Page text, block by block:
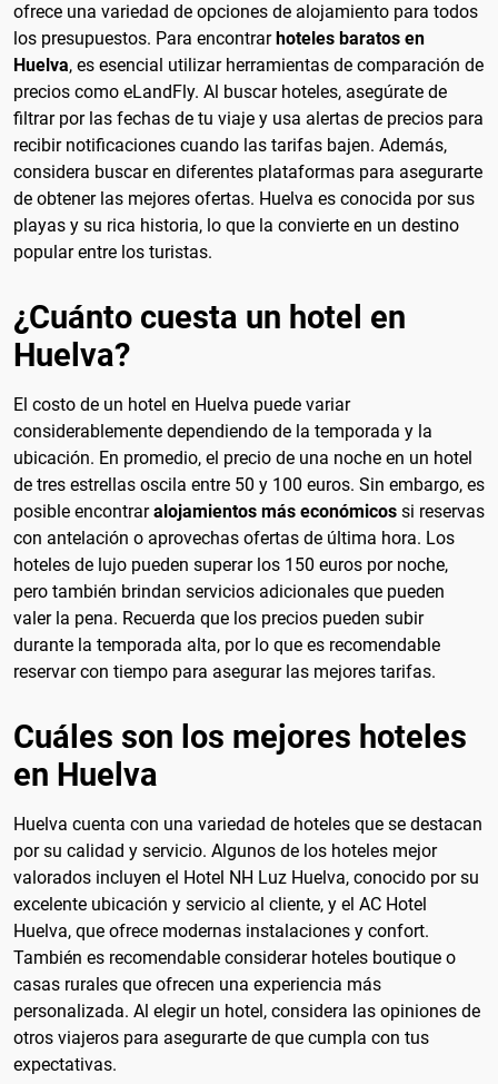
ofrece una variedad de opciones de alojamiento para todos
los presupuestos. Para encontrar hoteles baratos en
Huelva, es esencial utilizar herramientas de comparación de
precios como eLandFly. Al buscar hoteles, asegúrate de
filtrar por las fechas de tu viaje y usa alertas de precios para
recibir notificaciones cuando las tarifas bajen. Además,
considera buscar en diferentes plataformas para asegurarte
de obtener las mejores ofertas. Huelva es conocida por sus
playas y su rica historia, lo que la convierte en un destino
popular entre los turistas.
¿Cuánto cuesta un hotel en
Huelva?
El costo de un hotel en Huelva puede variar
considerablemente dependiendo de la temporada y la
ubicación. En promedio, el precio de una noche en un hotel
de tres estrellas oscila entre 50 y 100 euros. Sin embargo, es
posible encontraralojamientos más económicos si reservas
con antelación o aprovechas ofertas de última hora. Los
hoteles de lujo pueden superar los 150 euros por noche,
pero también brindan servicios adicionales que pueden
valer la pena. Recuerda que los precios pueden subir
durante la temporada alta, por lo que es recomendable
reservar con tiempo para asegurar las mejores tarifas.
Cuáles son los mejores hoteles
en Huelva
Huelva cuenta con una variedad de hoteles que se destacan
por su calidad y servicio. Algunos de los hoteles mejor
valorados incluyen el Hotel NH Luz Huelva, conocido por su
excelente ubicación y servicio al cliente, y el AC Hotel
Huelva, que ofrece modernas instalaciones y confort.
También es recomendable considerar hoteles boutique o
casas rurales que ofrecen una experiencia más
personalizada. Al elegir un hotel, considera las opiniones de
otros viajeros para asegurarte de que cumpla con tus
expectativas.